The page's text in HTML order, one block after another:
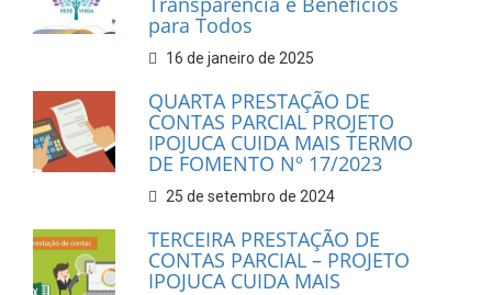
para Todos
16 de janeiro de 2025
QUARTA PRESTAÇÃO DE
CONTAS PARCIAL PROJETO
IPOJUCA CUIDA MAIS TERMO
DE FOMENTO Nº 17/2023
25 de setembro de 2024
TERCEIRA PRESTAÇÃO DE
CONTAS PARCIAL – PROJETO
IPOJUCA CUIDA MAIS